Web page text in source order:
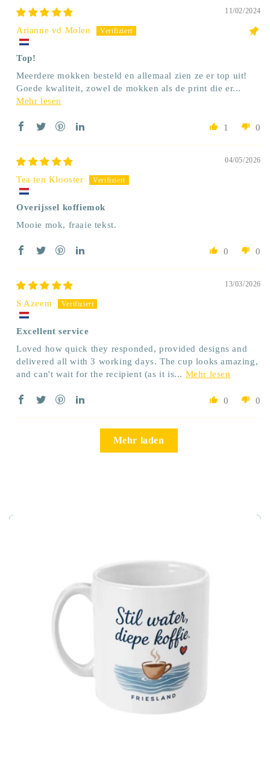
11/02/2024
Arianne vd Molen
Top!
Meerdere mokken besteld en allemaal zien ze er top uit!
Goede kwaliteit, zowel de mokken als de print die er...
Mehr lesen
1 0
04/05/2026
Tea ten Klooster
Overijssel koffiemok
Mooie mok, fraaie tekst.
0 0
13/03/2026
S Azeem
Excellent service
Loved how quick they responded, provided designs and
delivered all with 3 working days. The cup looks amazing,
and can't wait for the recipient (as it is... Mehr lesen
0 0
Mehr laden